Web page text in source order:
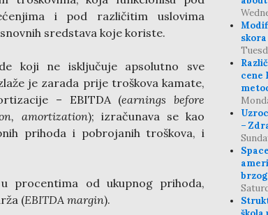
i pod različitim uslovima
sredstava koje koriste.
koji ne isključuje apsolutno sve
je zarada prije troškova kamate,
– EBITDA (earnings before
amortization); izračunava se kao
prihoda i pobrojanih troškova, i
procentima od ukupnog prihoda,
(EBITDA margin).
skora
cene
–